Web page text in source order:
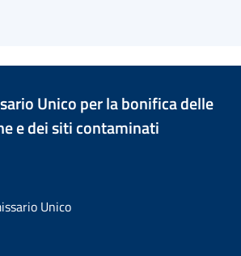
Unico per la bonifica delle
e dei siti contaminati
Unico